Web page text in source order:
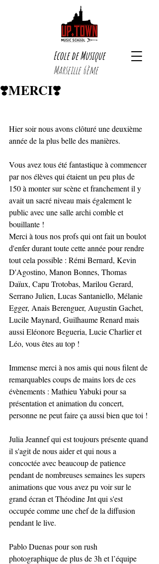
Ecole de Musique
Marseille 6ème
❣️MERCI❣️
Hier soir nous avons clôturé une deuxième
année de la plus belle des manières.
Vous avez tous été fantastique à commencer
par nos élèves qui étaient un peu plus de
150 à monter sur scène et franchement il y
avait un sacré niveau mais également le
public avec une salle archi comble et
bouillante !
Merci à tous nos profs qui ont fait un boulot
d'enfer durant toute cette année pour rendre
tout cela possible : Rémi Bernard, Kevin
D'Agostino, Manon Bonnes, Thomas
Daïux, Capu Trotobas, Marilou Gerard,
Serrano Julien, Lucas Santaniello, Mélanie
Egger, Anais Berenguer, Augustin Gachet,
Lucile Maynard, Guilhaume Renard mais
aussi Eléonore Begueria, Lucie Charlier et
Léo, vous êtes au top !
Immense merci à nos amis qui nous filent de
remarquables coups de mains lors de ces
évènements : Mathieu Yabuki pour sa
présentation et animation du concert,
personne ne peut faire ça aussi bien que toi !
Julia Jeannef qui est toujours présente quand
il s'agit de nous aider et qui nous a
concoctée avec beaucoup de patience
pendant de nombreuses semaines les supers
animations que vous avez pu voir sur le
grand écran et Théodine Jnt qui s'est
occupée comme une chef de la diffusion
pendant le live.
Pablo Duenas pour son rush
photographique de plus de 3h et l’équipe